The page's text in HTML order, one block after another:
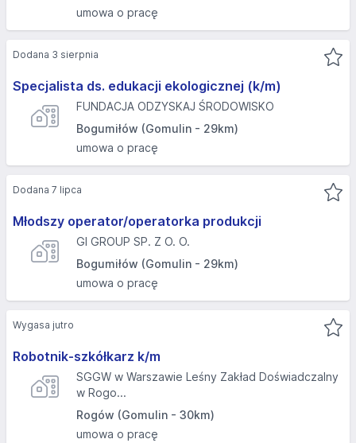
umowa o pracę
Specjalista ds. edukacji ekologicznej (k/m)
FUNDACJA ODZYSKAJ ŚRODOWISKO
Bogumiłów (Gomulin - 29km)
umowa o pracę
Dodana 3 sierpnia
Młodszy operator/operatorka produkcji
GI GROUP SP. Z O. O.
Bogumiłów (Gomulin - 29km)
umowa o pracę
Dodana 7 lipca
Robotnik-szkółkarz k/m
SGGW w Warszawie Leśny Zakład Doświadczalny
w Rogo...
Rogów (Gomulin - 30km)
umowa o pracę
Wygasa jutro